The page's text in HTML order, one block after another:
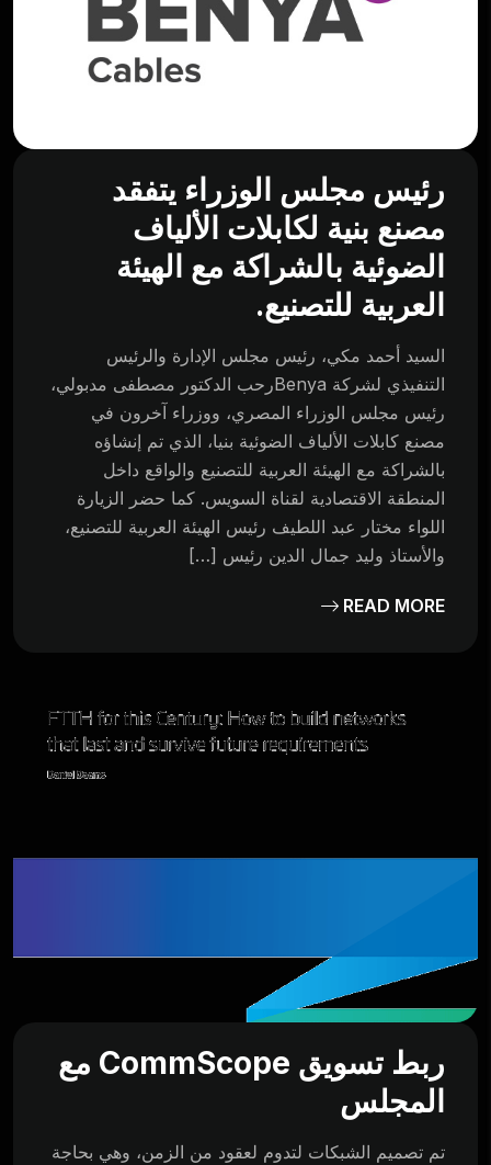
رئيس مجلس الوزراء يتفقد
مصنع بنية لكابلات الألياف
الضوئية بالشراكة مع الهيئة
العربية للتصنيع.
السيد أحمد مكي، رئيس مجلس الإدارة والرئيس
التنفيذي لشركة Benyaرحب الدكتور مصطفى مدبولي،
رئيس مجلس الوزراء المصري، ووزراء آخرون في
مصنع كابلات الألياف الضوئية بنيا، الذي تم إنشاؤه
بالشراكة مع الهيئة العربية للتصنيع والواقع داخل
المنطقة الاقتصادية لقناة السويس. كما حضر الزيارة
اللواء مختار عبد اللطيف رئيس الهيئة العربية للتصنيع،
والأستاذ وليد جمال الدين رئيس […]
READ MORE
ربط تسويق CommScope مع
المجلس
تم تصميم الشبكات لتدوم لعقود من الزمن، وهي بحاجة